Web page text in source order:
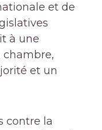
et de
à une
chambre,
et un
contre la